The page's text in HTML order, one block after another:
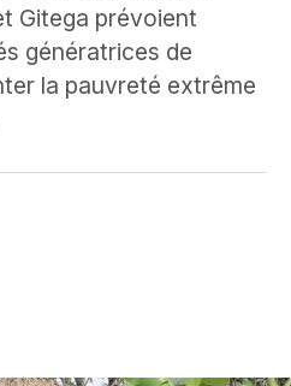
Gitega prévoient
génératrices de
la pauvreté extrême